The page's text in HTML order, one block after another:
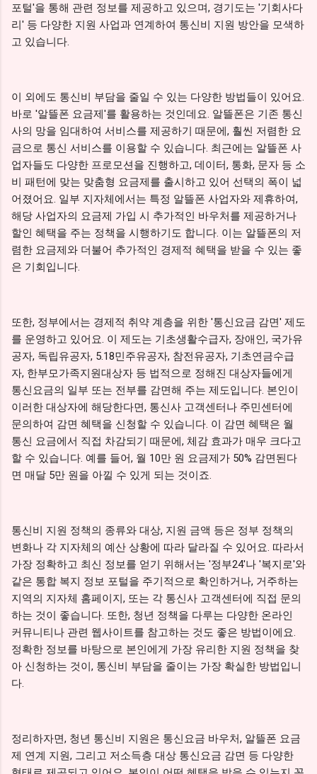
포털'을 통해 관련 정보를 제공하고 있으며, 경기도는 '기회사다
리' 등 다양한 지원 사업과 연계하여 통신비 지원 방안을 모색하
고 있습니다.
이 외에도 통신비 부담을 줄일 수 있는 다양한 방법들이 있어요.
바로 '알뜰폰 요금제'를 활용하는 것인데요. 알뜰폰은 기존 통신
사의 망을 임대하여 서비스를 제공하기 때문에, 훨씬 저렴한 요
금으로 통신 서비스를 이용할 수 있습니다. 최근에는 알뜰폰 사
업자들도 다양한 프로모션을 진행하고, 데이터, 통화, 문자 등 소
비 패턴에 맞는 맞춤형 요금제를 출시하고 있어 선택의 폭이 넓
어졌어요. 일부 지자체에서는 특정 알뜰폰 사업자와 제휴하여,
해당 사업자의 요금제 가입 시 추가적인 바우처를 제공하거나
할인 혜택을 주는 정책을 시행하기도 합니다. 이는 알뜰폰의 저
렴한 요금제와 더불어 추가적인 경제적 혜택을 받을 수 있는 좋
은 기회입니다.
또한, 정부에서는 경제적 취약 계층을 위한 '통신요금 감면' 제도
를 운영하고 있어요. 이 제도는 기초생활수급자, 장애인, 국가유
공자, 독립유공자, 5.18민주유공자, 참전유공자, 기초연금수급
자, 한부모가족지원대상자 등 법적으로 정해진 대상자들에게
통신요금의 일부 또는 전부를 감면해 주는 제도입니다. 본인이
이러한 대상자에 해당한다면, 통신사 고객센터나 주민센터에
문의하여 감면 혜택을 신청할 수 있습니다. 이 감면 혜택은 월
통신 요금에서 직접 차감되기 때문에, 체감 효과가 매우 크다고
할 수 있습니다. 예를 들어, 월 10만 원 요금제가 50% 감면된다
면 매달 5만 원을 아낄 수 있게 되는 것이죠.
통신비 지원 정책의 종류와 대상, 지원 금액 등은 정부 정책의
변화나 각 지자체의 예산 상황에 따라 달라질 수 있어요. 따라서
가장 정확하고 최신 정보를 얻기 위해서는 '정부24'나 '복지로'와
같은 통합 복지 정보 포털을 주기적으로 확인하거나, 거주하는
지역의 지자체 홈페이지, 또는 각 통신사 고객센터에 직접 문의
하는 것이 좋습니다. 또한, 청년 정책을 다루는 다양한 온라인
커뮤니티나 관련 웹사이트를 참고하는 것도 좋은 방법이에요.
정확한 정보를 바탕으로 본인에게 가장 유리한 지원 정책을 찾
아 신청하는 것이, 통신비 부담을 줄이는 가장 확실한 방법입니
다.
정리하자면, 청년 통신비 지원은 통신요금 바우처, 알뜰폰 요금
제 연계 지원, 그리고 저소득층 대상 통신요금 감면 등 다양한